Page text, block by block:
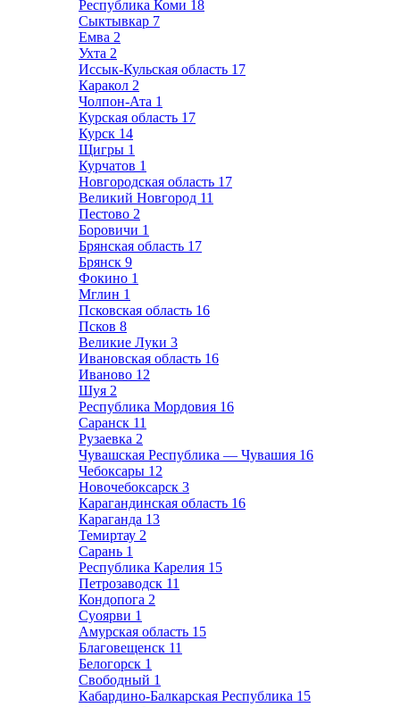
Республика Коми 18
Сыктывкар 7
Емва 2
Ухта 2
Иссык-Кульская область 17
Каракол 2
Чолпон-Ата 1
Курская область 17
Курск 14
Щигры 1
Курчатов 1
Новгородская область 17
Великий Новгород 11
Пестово 2
Боровичи 1
Брянская область 17
Брянск 9
Фокино 1
Мглин 1
Псковская область 16
Псков 8
Великие Луки 3
Ивановская область 16
Иваново 12
Шуя 2
Республика Мордовия 16
Саранск 11
Рузаевка 2
Чувашская Республика — Чувашия 16
Чебоксары 12
Новочебоксарск 3
Карагандинская область 16
Караганда 13
Темиртау 2
Сарань 1
Республика Карелия 15
Петрозаводск 11
Кондопога 2
Суоярви 1
Амурская область 15
Благовещенск 11
Белогорск 1
Свободный 1
Кабардино-Балкарская Республика 15